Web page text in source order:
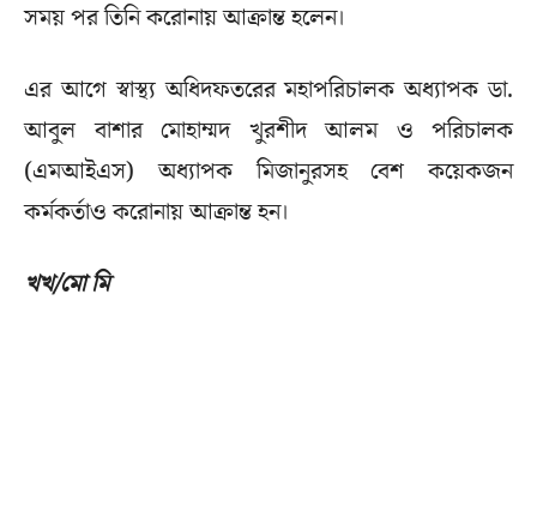
সময় পর তিনি করোনায় আক্রান্ত হলেন।
এর আগে স্বাস্থ্য অধিদফতরের মহাপরিচালক অধ্যাপক ডা.
আবুল বাশার মোহাম্মদ খুরশীদ আলম ও পরিচালক
(এমআইএস) অধ্যাপক মিজানুরসহ বেশ কয়েকজন
কর্মকর্তাও করোনায় আক্রান্ত হন।
খখ/মো মি